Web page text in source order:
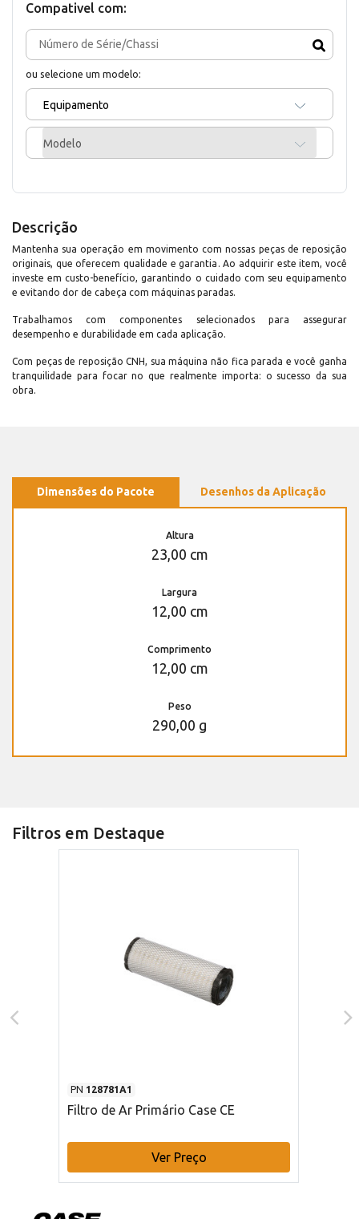
Compativel com:
ou selecione um modelo:
Equipamento
Modelo
Descrição
Mantenha sua operação em movimento com nossas peças de reposição
originais, que oferecem qualidade e garantia. Ao adquirir este item, você
investe em custo-benefício, garantindo o cuidado com seu equipamento
e evitando dor de cabeça com máquinas paradas.
Trabalhamos com componentes selecionados para assegurar
desempenho e durabilidade em cada aplicação.
Com peças de reposição CNH, sua máquina não fica parada e você ganha
tranquilidade para focar no que realmente importa: o sucesso da sua
obra.
Dimensões do Pacote Desenhos da Aplicação
Altura
23,00 cm
Largura
12,00 cm
Comprimento
12,00 cm
Peso
290,00 g
Filtros em Destaque
PN 128781A1
Filtro de Ar Primário Case CE
Ver Preço